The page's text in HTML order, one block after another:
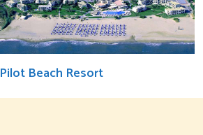
Pilot Beach Resort